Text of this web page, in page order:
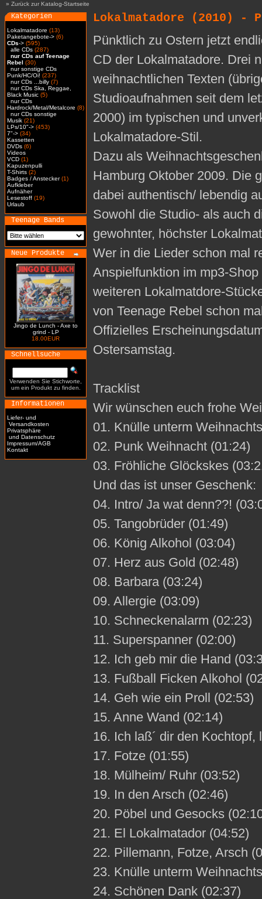
» Zurück zur Katalog-Startseite
Kategorien
Lokalmatadore (13)
Paketangebote-> (6)
CDs-> (595)
alle CDs (287)
nur CDs auf Teenage
Rebel (30)
nur sonstige CDs
Punk/HC/Oi! (237)
nur CDs ...billy (7)
nur CDs Ska, Reggae,
Black Music (5)
nur CDs
Hardrock/Metal/Metalcore (8)
nur CDs sonstige
Musik (21)
LPs/10"-> (453)
7"-> (34)
Kassetten
DVDs (6)
Videos
VCD (1)
Kapuzenpulli
T-Shirts (2)
Badges / Anstecker(1)
Aufkleber
Aufnäher
Lesestoff (19)
Urlaub
Teenage Bands
Neue Produkte
Jingo de Lunch - Axe to
grind - LP
18.00EUR
Schnellsuche
Verwenden Sie Stichworte,
um ein Produkt zu finden.
Informationen
Liefer- und
Versandkosten
Privatsphäre
und Datenschutz
Impressum/AGB
Kontakt
Lokalmatadore (2010) -
Pünktlich zu Ostern jetzt
CD der Lokalmatadore. Drei
weihnachtlichen Texten
Studioaufnahmen seit dem
2000) im typischen und
Lokalmatadore-Stil.
Dazu als
Hamburg Oktober 2009. Die
dabei authentisch/ lebendig
Sowohl die Studio- als auch
gewohnter, höchster
Wer in die Lieder schon mal
Anspielfunktion im mp3-
weiteren Lokalmatdore-
von Teenage Rebel schon
Offizielles
Ostersamstag.
Tracklist
Wir wünschen euch frohe
01. Knülle unterm
02. Punk Weihnacht (01:24)
03. Fröhliche Glöckskes
Und das ist unser Geschenk:
04. Intro/ Ja wat denn??!
05. Tangobrüder (01:49)
06. König Alkohol (03:04)
07. Herz aus Gold (02:48)
08. Barbara (03:24)
09. Allergie (03:09)
10. Schneckenalarm (02:23)
11. Superspanner (02:00)
12. Ich geb mir die Hand
13. Fußball Ficken Alkohol
14. Geh wie ein Proll (02:53)
15. Anne Wand (02:14)
16. Ich laß´ dir den
17. Fotze (01:55)
18. Mülheim/ Ruhr (03:52)
19. In den Arsch (02:46)
20. Pöbel und Gesocks
21. El Lokalmatador (04:52)
22. Pillemann, Fotze, Arsch
23. Knülle unterm
24. Schönen Dank (02:37)